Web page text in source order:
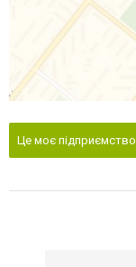
Це моє підприємство